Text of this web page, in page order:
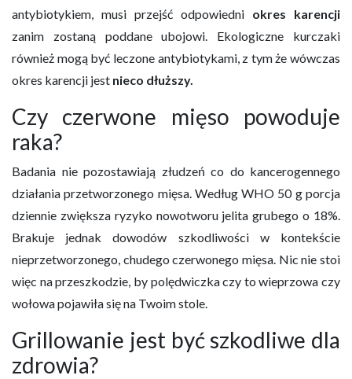
antybiotykiem, musi przejść odpowiedni okres karencji
zanim zostaną poddane ubojowi. Ekologiczne kurczaki
również mogą być leczone antybiotykami, z tym że wówczas
okres karencji jest nieco dłuższy.
Czy czerwone mięso powoduje
raka?
Badania nie pozostawiają złudzeń co do kancerogennego
działania przetworzonego mięsa. Według WHO 50 g porcja
dziennie zwiększa ryzyko nowotworu jelita grubego o 18%.
Brakuje jednak dowodów szkodliwości w kontekście
nieprzetworzonego, chudego czerwonego mięsa. Nic nie stoi
więc na przeszkodzie, by polędwiczka czy to wieprzowa czy
wołowa pojawiła się na Twoim stole.
Grillowanie jest być szkodliwe dla
zdrowia?